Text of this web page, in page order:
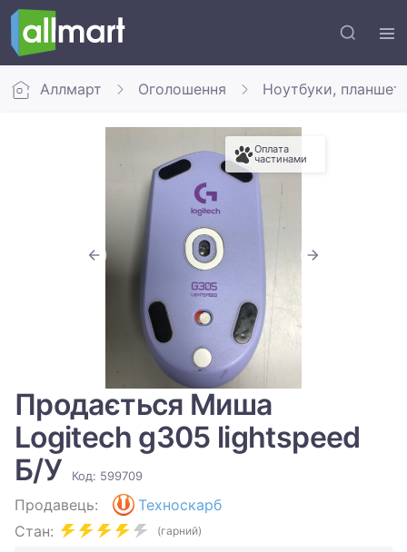
Аллмарт Оголошення Ноутбуки,
Оплата
частинами
Продається Миша
Logitech g305 lightspeed
Б/У
Код: 599709
Продавець:
Техноскарб
Стан:
(гарний)